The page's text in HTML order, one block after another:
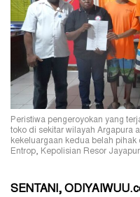
Peristiwa pengeroyokan yang
toko di sekitar wilayah Argapura
kekeluargaan kedua belah pihak
Entrop, Kepolisian Resor
SENTANI,